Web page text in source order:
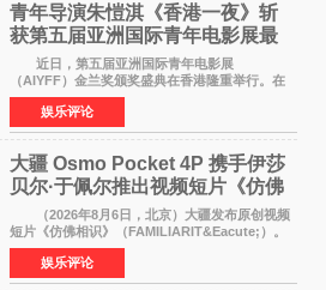
青年导演朱愷淇《香港一夜》斩
获第五届亚洲国际青年电影展最
佳剧本改编奖
近日，第五届亚洲国际青年电影展
（AIYFF）金兰奖颁奖盛典在香港隆重举行。在
这场汇聚数百位海内外电影人、文化界人士及媒
体代表的亚洲青年影视盛会上，香港本土电影
《香港一夜》（Dawn in Ho
娱乐评论
大疆 Osmo Pocket 4P 携手伊莎
贝尔·于佩尔推出视频短片《仿佛
相识》
（2026年8月6日，北京）大疆发布原创视频
短片《仿佛相识》（FAMILIARIT&Eacute;）。
视频短片由戛纳国际电影节最佳女演员伊莎贝尔·
于佩尔（Isabelle Huppert）主演，全程使用大
疆首款双主摄口
娱乐评论